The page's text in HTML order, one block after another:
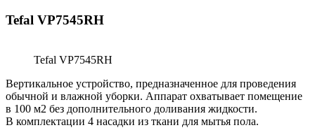
Tefal VP7545RH
Tefal VP7545RH
Вертикальное устройство, предназначенное для проведения
обычной и влажной уборки. Аппарат охватывает помещение
в 100 м2 без дополнительного доливания жидкости.
В комплектации 4 насадки из ткани для мытья пола.